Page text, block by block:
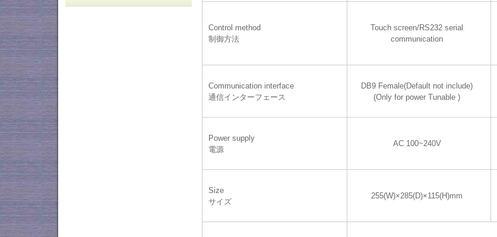
Control method
制御方法
Touch screen/RS232 serial
communication
Communication interface
通信インターフェース
DB9 Female(Default not include)
(Only for power Tunable )
Power supply
電源
AC 100~240V
Size
サイズ
255(W)×285(D)×115(H)mm